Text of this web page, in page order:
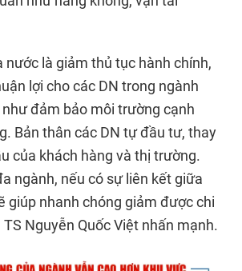
nước là giảm thủ tục hành chính,
lợi cho các DN trong ngành
đảm bảo môi trường cạnh
Bản thân các DN tự đầu tư, thay
của khách hàng và thị trường.
ngành, nếu có sự liên kết giữa
giúp nhanh chóng giảm được chi
TS Nguyễn Quốc Việt nhấn mạnh.